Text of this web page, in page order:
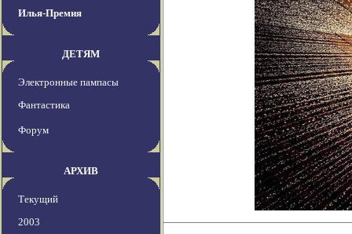
Илья-Премия
ДЕТЯМ
Электронные пампасы
Фантастика
Форум
АРХИВ
Текущий
2003